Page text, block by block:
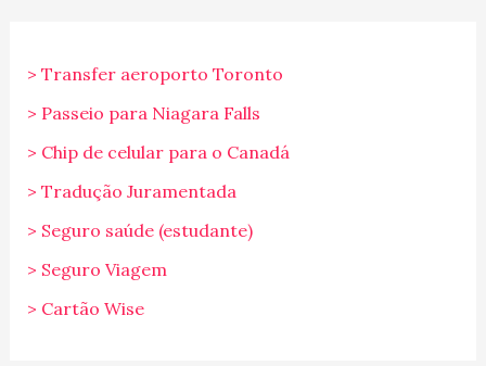
> Transfer aeroporto Toronto
> Passeio para Niagara Falls
> Chip de celular para o Canadá
> Tradução Juramentada
> Seguro saúde (estudante)
> Seguro Viagem
> Cartão Wise